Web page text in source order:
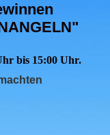
bis 15:00 Uhr.